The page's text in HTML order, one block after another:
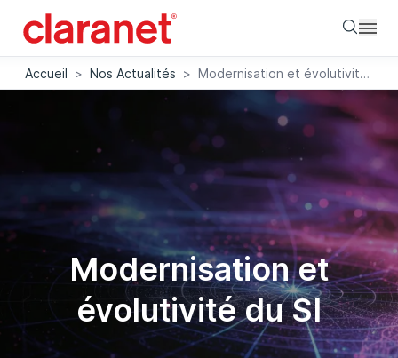
Accueil > Nos Actualités > Modernisation et évolutivité du SI
Modernisation et
évolutivité du SI